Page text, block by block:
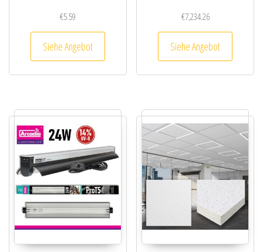
€5.59
Siehe Angebot
€7,234.26
Siehe Angebot